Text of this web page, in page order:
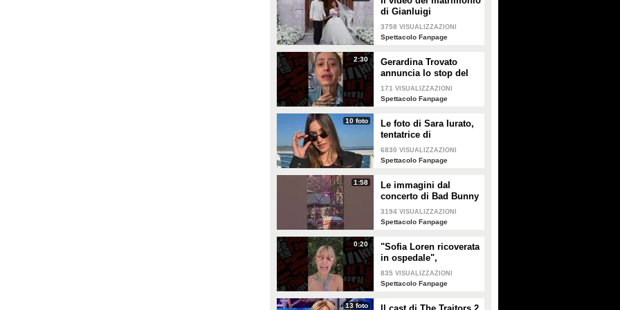
di Gianluigi
Donnarumma e Alessia
Elefante
3758 VISUALIZZAZIONI
Spettacolo Fanpage
2:30
Gerardina Trovato
annuncia lo stop del
tour per problemi di
salute
171 VISUALIZZAZIONI
Spettacolo Fanpage
10 foto
Le foto di Sara Iurato,
tentatrice di
Temptation Island 2026
6830 VISUALIZZAZIONI
Spettacolo Fanpage
1:58
Le immagini dal
concerto di Bad Bunny
a Milano
3194 VISUALIZZAZIONI
Spettacolo Fanpage
0:20
"Sofia Loren ricoverata
in ospedale",
Alessandra Mussolini
smentisce: "È serena e
835 VISUALIZZAZIONI
Spettacolo Fanpage
13 foto
Nel frattempo, sono stati disposti i
famiglia. "Si chiamava come mia
PLAY
29663• diMediaset